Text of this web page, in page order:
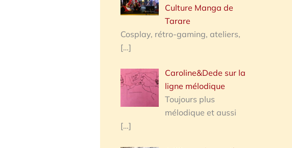
Culture Manga de
Tarare
Cosplay, rétro-gaming, ateliers,
[…]
Caroline&Dede sur la
ligne mélodique
Toujours plus
mélodique et aussi
[…]